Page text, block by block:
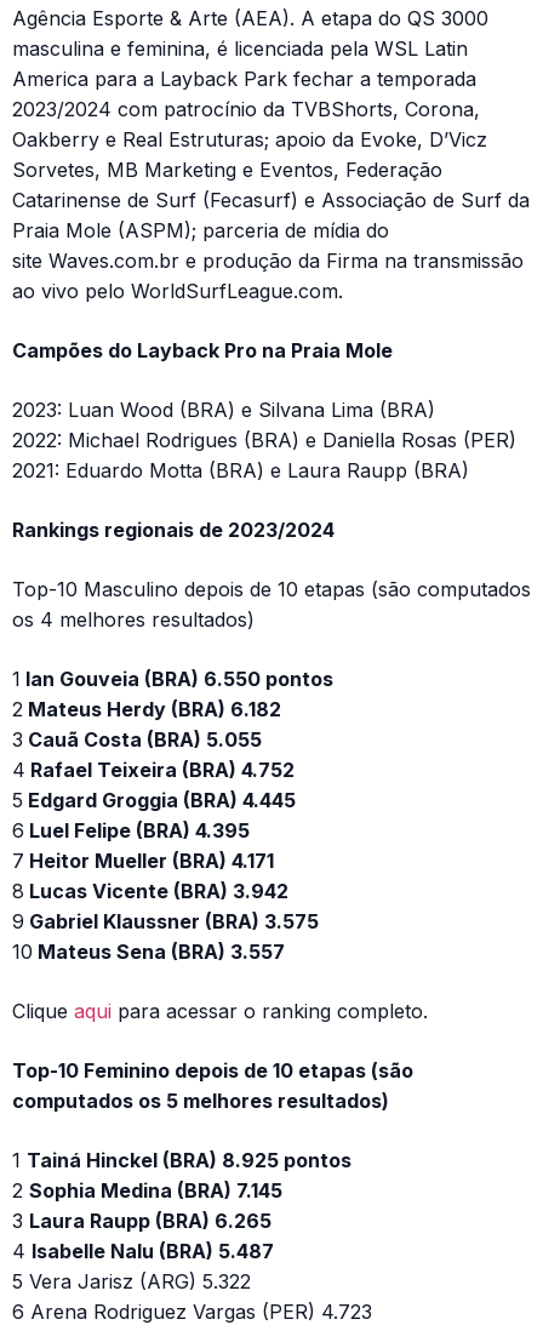
Agência Esporte & Arte (AEA). A etapa do QS 3000
masculina e feminina, é licenciada pela WSL Latin
America para a Layback Park fechar a temporada
2023/2024 com patrocínio da TVBShorts, Corona,
Oakberry e Real Estruturas; apoio da Evoke, D’Vicz
Sorvetes, MB Marketing e Eventos, Federação
Catarinense de Surf (Fecasurf) e Associação de Surf da
Praia Mole (ASPM); parceria de mídia do
site Waves.com.br e produção da Firma na transmissão
ao vivo pelo WorldSurfLeague.com.
Campões do Layback Pro na Praia Mole
2023: Luan Wood (BRA) e Silvana Lima (BRA)
2022: Michael Rodrigues (BRA) e Daniella Rosas (PER)
2021: Eduardo Motta (BRA) e Laura Raupp (BRA)
Rankings regionais de 2023/2024
Top-10 Masculino depois de 10 etapas (são computados
os 4 melhores resultados)
1 Ian Gouveia (BRA) 6.550 pontos
2 Mateus Herdy (BRA) 6.182
3 Cauã Costa (BRA) 5.055
4 Rafael Teixeira (BRA) 4.752
5 Edgard Groggia (BRA) 4.445
6 Luel Felipe (BRA) 4.395
7 Heitor Mueller (BRA) 4.171
8 Lucas Vicente (BRA) 3.942
9 Gabriel Klaussner (BRA) 3.575
10 Mateus Sena (BRA) 3.557
Clique aqui para acessar o ranking completo.
Top-10 Feminino depois de 10 etapas (são
computados os 5 melhores resultados)
1 Tainá Hinckel (BRA) 8.925 pontos
2 Sophia Medina (BRA) 7.145
3 Laura Raupp (BRA) 6.265
4 Isabelle Nalu (BRA) 5.487
5 Vera Jarisz (ARG) 5.322
6 Arena Rodriguez Vargas (PER) 4.723